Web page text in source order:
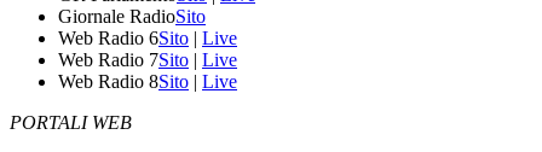
Giornale RadioSito
Web Radio 6Sito | Live
Web Radio 7Sito | Live
Web Radio 8Sito | Live
PORTALI WEB